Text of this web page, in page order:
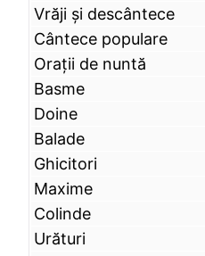
Vrăji și descântece
Cântece populare
Orații de nuntă
Basme
Doine
Balade
Ghicitori
Maxime
Colinde
Urături